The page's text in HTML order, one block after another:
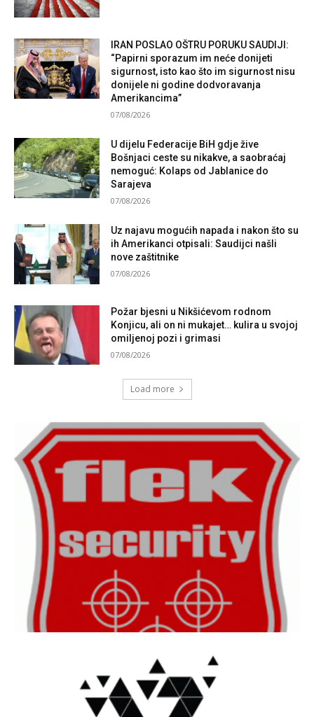
IRAN POSLAO OŠTRU PORUKU SAUDIJI:
“Papirni sporazum im neće donijeti
sigurnost, isto kao što im sigurnost nisu
donijele ni godine dodvoravanja
Amerikancima”
07/08/2026
U dijelu Federacije BiH gdje žive
Bošnjaci ceste su nikakve, a saobraćaj
nemoguć: Kolaps od Jablanice do
Sarajeva
07/08/2026
Uz najavu mogućih napada i nakon što su
ih Amerikanci otpisali: Saudijci našli
nove zaštitnike
07/08/2026
Požar bjesni u Nikšićevom rodnom
Konjicu, ali on ni mukajet… kulira u svojoj
omiljenoj pozi i grimasi
07/08/2026
Load more